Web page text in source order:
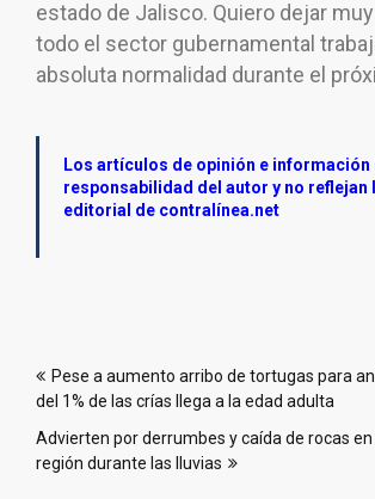
estado de Jalisco. Quiero dejar
todo el sector gubernamental
absoluta normalidad durante el
Los artículos de opinión e información
responsabilidad del autor y no reflejan
editorial de contralínea.net
de
entradas
Pese a aumento arribo de tortugas para
del 1% de las crías llega a la edad adulta
Advierten por derrumbes y caída de rocas
región durante las lluvias